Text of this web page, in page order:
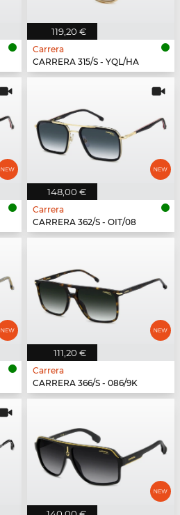
119,20 €
Carrera
CARRERA 315/S - YQL/HA
148,00 €
Carrera
CARRERA 362/S - OIT/08
111,20 €
Carrera
CARRERA 366/S - 086/9K